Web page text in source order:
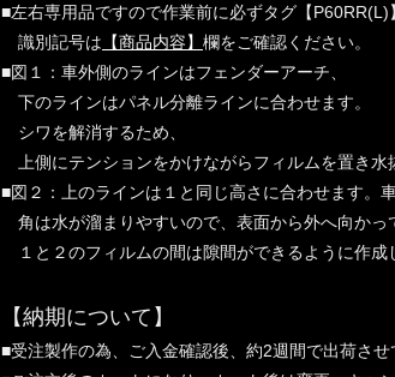
■左右専用品ですので作業前に必ずタグ【P60RR(L)
識別記号は 【商品内容】欄をご確認ください。
■図１：車外側のラインはフェンダーアーチ、
下のラインはパネル分離ラインに合わせます。
シワを解消するため、
上側にテンションをかけながらフィルムを置き水
■図２：上のラインは１と同じ高さに合わせます。
角は水が溜まりやすいので、表面から外へ向かっ
１と２のフィルムの間は隙間ができるように作
【納期について】
■受注製作の為、ご入金確認後、約2週間で出荷させ